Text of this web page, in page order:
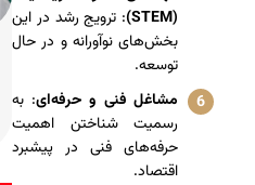
(STEM)
: ترویج رشد در این
بخش‌های نوآورانه و در حال
توسعه.
مشاغل فنی و حرفه‌ای: به
رسمیت شناختن اهمیت
حرفه‌های فنی در پیشبرد
اقتصاد.